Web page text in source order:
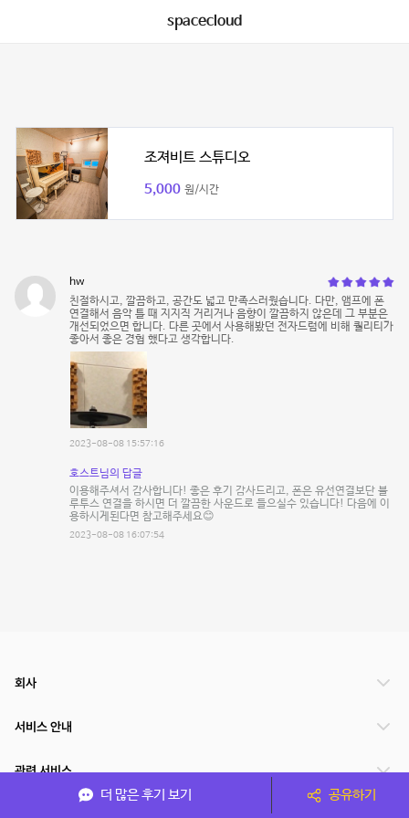
spacecloud
조져비트 스튜디오
5,000 원/시간
hw
친절하시고, 깔끔하고, 공간도 넓고 만족스러웠습니다. 다만, 앰프에 폰
연결해서 음악 틀 때 지지직 거리거나 음향이 깔끔하지 않은데 그 부분은
개선되었으면 합니다. 다른 곳에서 사용해봤던 전자드럼에 비해 퀄리티가
좋아서 좋은 경험 했다고 생각합니다.
2023-08-08 15:57:16
호스트님의 답글
이용해주셔서 감사합니다! 좋은 후기 감사드리고, 폰은 유선연결보단 블
루투스 연결을 하시면 더 깔끔한 사운드로 들으실수 있습니다! 다음에 이
용하시게된다면 참고해주세요😊
2023-08-08 16:07:54
더 많은 후기 보기 공유하기
회사
서비스 안내
관련 서비스